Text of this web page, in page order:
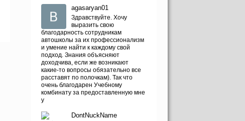
agasaryan01
Здравствуйте. Хочу
выразить свою
благодарность сотрудникам
автошколы за их профессионализм
и умение найти к каждому свой
подход. Знания объясняют
доходчива, если же возникают
какие-то вопросы обязательно все
расставят по полочкам). Так что
очень благодарен Учебному
комбинату за предоставленную мне
у
DontNuckName